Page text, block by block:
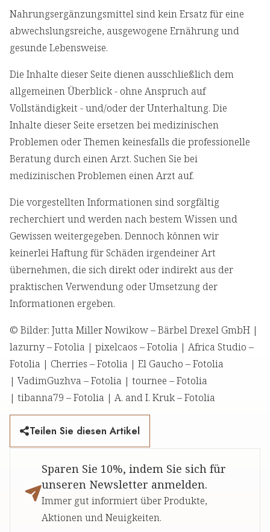
Nahrungsergänzungsmittel sind kein Ersatz für eine
abwechslungsreiche, ausgewogene Ernährung und
gesunde Lebensweise.
Die Inhalte dieser Seite dienen ausschließlich dem
allgemeinen Überblick - ohne Anspruch auf
Vollständigkeit - und/oder der Unterhaltung. Die
Inhalte dieser Seite ersetzen bei medizinischen
Problemen oder Themen keinesfalls die professionelle
Beratung durch einen Arzt. Suchen Sie bei
medizinischen Problemen einen Arzt auf.
Die vorgestellten Informationen sind sorgfältig
recherchiert und werden nach bestem Wissen und
Gewissen weitergegeben. Dennoch können wir
keinerlei Haftung für Schäden irgendeiner Art
übernehmen, die sich direkt oder indirekt aus der
praktischen Verwendung oder Umsetzung der
Informationen ergeben.
© Bilder: Jutta Miller Nowikow – Bärbel Drexel GmbH |
lazurny – Fotolia | pixelcaos – Fotolia | Africa Studio –
Fotolia | Cherries – Fotolia | El Gaucho – Fotolia
| VadimGuzhva – Fotolia | tournee – Fotolia
| tibanna79 – Fotolia | A. and I. Kruk – Fotolia
Teilen Sie diesen Artikel
Sparen Sie 10%, indem Sie sich für
unseren Newsletter anmelden.
Immer gut informiert über Produkte,
Aktionen und Neuigkeiten.